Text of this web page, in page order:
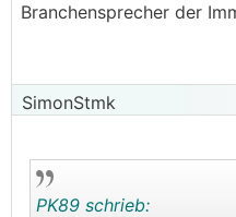
Branchensprecher der
SimonStmk
PK89 schrieb: